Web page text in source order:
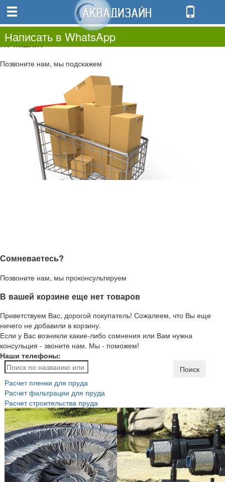
0.00
0
Не нашли?
Позвоните нам, мы подскажем
Сомневаетесь?
Позвоните нам, мы проконсультируем
В вашей корзине еще нет товаров
Приветствуем Вас, дорогой покупатель! Сожалеем, что Вы еще
ничего не добавили в корзину.
Если у Вас возникли какие-либо сомнения или Вам нужна
консульция - звоните нам. Мы - поможем!
Наши телефоны:
Написать в WhatsApp
Поиск
Расчет пленки для пруда
Расчет фильтрации для пруда
Расчет строительства пруда